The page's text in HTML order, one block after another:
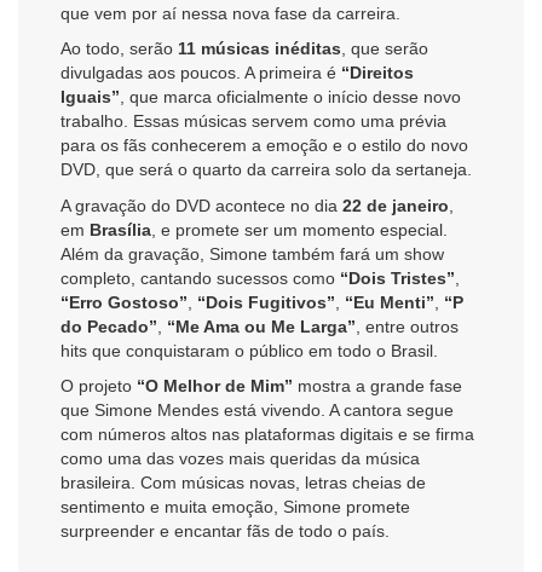
que vem por aí nessa nova fase da carreira.
Ao todo, serão 11 músicas inéditas , que serão
divulgadas aos poucos. A primeira é “Direitos
Iguais” , que marca oficialmente o início desse novo
trabalho. Essas músicas servem como uma prévia
para os fãs conhecerem a emoção e o estilo do novo
DVD, que será o quarto da carreira solo da sertaneja.
A gravação do DVD acontece no dia 22 de janeiro
em Brasília , e promete ser um momento especial.
Além da gravação, Simone também fará um show
completo, cantando sucessos como “Dois Tristes”
“Erro Gostoso”
“Dois Fugitivos” “Eu Menti”
“P
do Pecado”
“Me Ama ou Me Larga” , entre outros
hits que conquistaram o público em todo o Brasil.
O projeto “O Melhor de Mim” mostra a grande fase
que Simone Mendes está vivendo. A cantora segue
com números altos nas plataformas digitais e se firma
como uma das vozes mais queridas da música
brasileira. Com músicas novas, letras cheias de
sentimento e muita emoção, Simone promete
surpreender e encantar fãs de todo o país.